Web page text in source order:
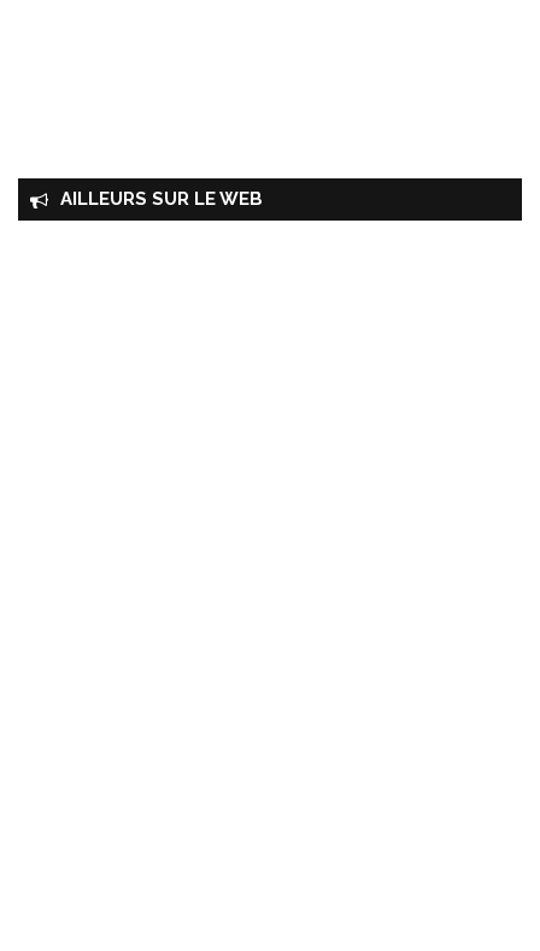
AILLEURS SUR LE WEB